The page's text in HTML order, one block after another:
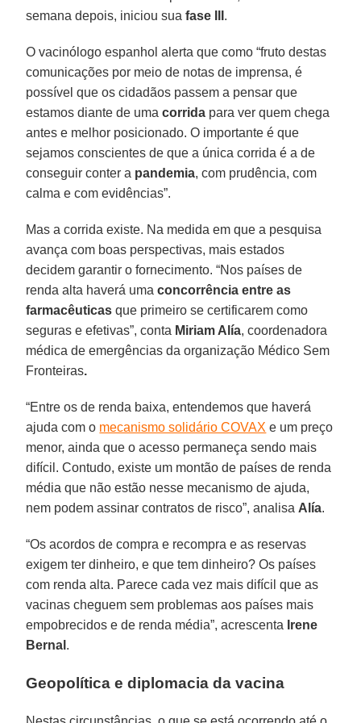
semana depois, iniciou suafase III .
O vacinólogo espanhol alerta que como “fruto destas
comunicações por meio de notas de imprensa, é
possível que os cidadãos passem a pensar que
estamos diante de umacorrida para ver quem chega
antes e melhor posicionado. O importante é que
sejamos conscientes de que a única corrida é a de
conseguir conter a pandemia, com prudência, com
calma e com evidências”.
Mas a corrida existe. Na medida em que a pesquisa
avança com boas perspectivas, mais estados
decidem garantir o fornecimento. “Nos países de
renda alta haverá umaconcorrência entre as
farmacêuticas que primeiro se certificarem como
seguras e efetivas”, conta Miriam Alía, coordenadora
médica de emergências da organização Médico Sem
Fronteiras.
“Entre os de renda baixa, entendemos que haverá
ajuda com o mecanismo solidário COVAX e um preço
menor, ainda que o acesso permaneça sendo mais
difícil. Contudo, existe um montão de países de renda
média que não estão nesse mecanismo de ajuda,
nem podem assinar contratos de risco”, analisa Alía.
“Os acordos de compra e recompra e as reservas
exigem ter dinheiro, e que tem dinheiro? Os países
com renda alta. Parece cada vez mais difícil que as
vacinas cheguem sem problemas aos países mais
empobrecidos e de renda média”, acrescenta Irene
Bernal .
Geopolítica e diplomacia da vacina